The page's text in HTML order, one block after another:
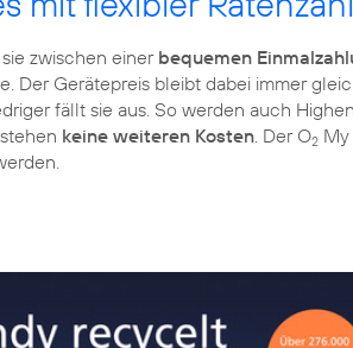
zwischen einer bequemen
Der Gerätepreis bleibt dabei immer
fällt sie aus. So werden auch
keine weiteren Kosten. Der O2